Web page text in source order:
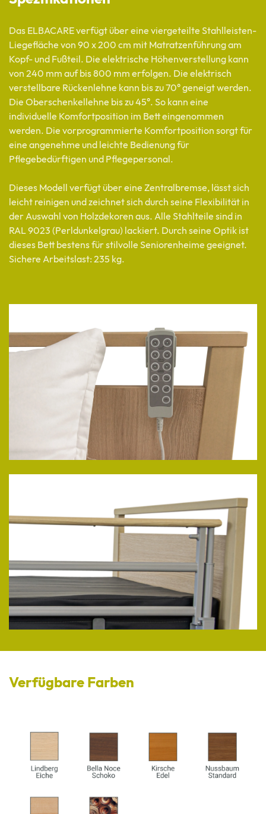
Das ELBACARE verfügt über eine viergeteilte Stahlleisten-
Liegefläche von 90 x 200 cm mit Matratzenführung am
Kopf- und Fußteil. Die elektrische Höhenverstellung kann
von 240 mm auf bis 800 mm erfolgen. Die elektrisch
verstellbare Rückenlehne kann bis zu 70° geneigt werden.
Die Oberschenkellehne bis zu 45°. So kann eine
individuelle Komfortposition im Bett eingenommen
werden. Die vorprogrammierte Komfortposition sorgt für
eine angenehme und leichte Bedienung für
Pflegebedürftigen und Pflegepersonal.
Dieses Modell verfügt über eine Zentralbremse, lässt sich
leicht reinigen und zeichnet sich durch seine Flexibilität in
der Auswahl von Holzdekoren aus. Alle Stahlteile sind in
RAL 9023 (Perldunkelgrau) lackiert. Durch seine Optik ist
dieses Bett bestens für stilvolle Seniorenheime geeignet.
Sichere Arbeitslast: 235 kg.
Verfügbare Farben